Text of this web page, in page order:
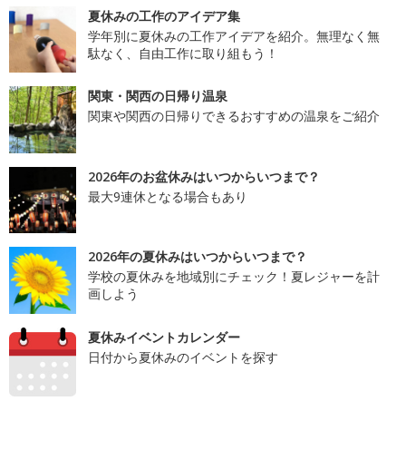
夏休みの工作のアイデア集
学年別に夏休みの工作アイデアを紹介。無理なく無
駄なく、自由工作に取り組もう！
関東・関西の日帰り温泉
関東や関西の日帰りできるおすすめの温泉をご紹介
2026年のお盆休みはいつからいつまで？
最大9連休となる場合もあり
2026年の夏休みはいつからいつまで？
学校の夏休みを地域別にチェック！夏レジャーを計
画しよう
夏休みイベントカレンダー
日付から夏休みのイベントを探す